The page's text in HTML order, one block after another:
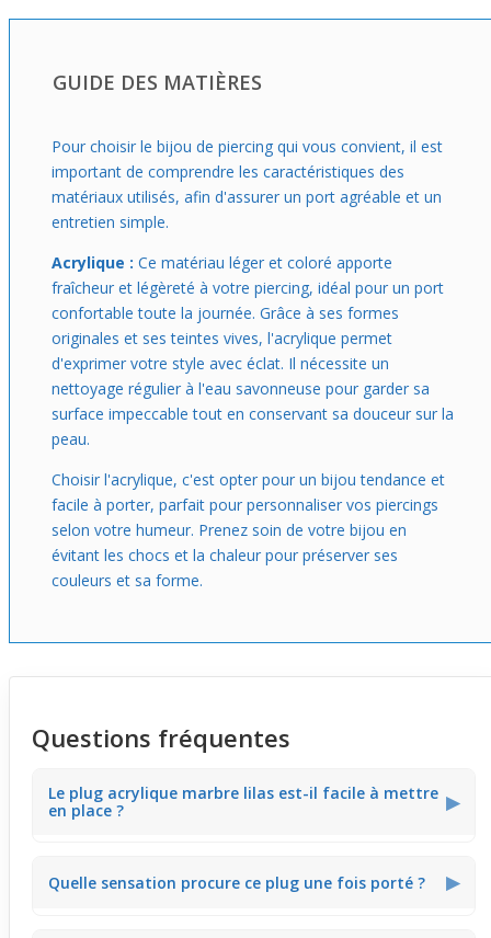
vibrante et moderne à ton look, tout en profitant d’un
GUIDE DES MATIÈRES
Pour choisir le bijou de piercing qui vous convient, il est
important de comprendre les caractéristiques des
matériaux utilisés, afin d'assurer un port agréable et un
entretien simple.
Acrylique : Ce matériau léger et coloré apporte
fraîcheur et légèreté à votre piercing, idéal pour un port
confortable toute la journée. Grâce à ses formes
originales et ses teintes vives, l'acrylique permet
d'exprimer votre style avec éclat. Il nécessite un
nettoyage régulier à l'eau savonneuse pour garder sa
surface impeccable tout en conservant sa douceur sur la
peau.
Choisir l'acrylique, c'est opter pour un bijou tendance et
facile à porter, parfait pour personnaliser vos piercings
selon votre humeur. Prenez soin de votre bijou en
évitant les chocs et la chaleur pour préserver ses
couleurs et sa forme.
Questions fréquentes
Le plug acrylique marbre lilas est-il facile à mettre
en place ?
▶
plug s’installe aisément en garantissant un maintien
Quelle sensation procure ce plug une fois porté ? ▶